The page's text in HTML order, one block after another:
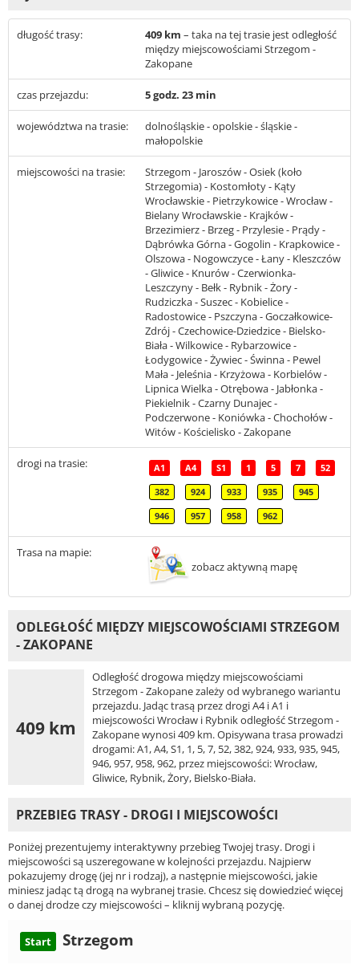
długość trasy: 409 km – taka na tej trasie jest odległość
między miejscowościami Strzegom -
Zakopane
czas przejazdu: 5 godz. 23 min
województwa na trasie:
dolnośląskie - opolskie - śląskie -
małopolskie
miejscowości na trasie:
Strzegom - Jaroszów - Osiek (koło
Strzegomia) - Kostomłoty - Kąty
Wrocławskie - Pietrzykowice - Wrocław -
Bielany Wrocławskie - Krajków -
Brzezimierz - Brzeg - Przylesie - Prądy -
Dąbrówka Górna - Gogolin - Krapkowice -
Olszowa - Nogowczyce - Łany - Kleszczów
- Gliwice - Knurów - Czerwionka-
Leszczyny - Bełk - Rybnik - Żory -
Rudziczka - Suszec - Kobielice -
Radostowice - Pszczyna - Goczałkowice-
Zdrój - Czechowice-Dziedzice - Bielsko-
Biała - Wilkowice - Rybarzowice -
Łodygowice - Żywiec - Świnna - Pewel
Mała - Jeleśnia - Krzyżowa - Korbielów -
Lipnica Wielka - Otrębowa - Jabłonka -
Piekielnik - Czarny Dunajec -
Podczerwone - Koniówka - Chochołów -
Witów - Kościelisko - Zakopane
drogi na trasie: A1 A4 S1 1 5 7 52
382 924 933 935 945
946 957 958 962
Trasa na mapie:
zobacz aktywną mapę
ODLEGŁOŚĆ MIĘDZY MIEJSCOWOŚCIAMI STRZEGOM
- ZAKOPANE
409 km
Odległość drogowa między miejscowościami
Strzegom - Zakopane zależy od wybranego wariantu
przejazdu. Jadąc trasą przez drogi A4 i A1 i
miejscowości Wrocław i Rybnik odległość Strzegom -
Zakopane wynosi 409 km. Opisywana trasa prowadzi
drogami: A1, A4, S1, 1, 5, 7, 52, 382, 924, 933, 935, 945,
946, 957, 958, 962, przez miejscowości: Wrocław,
Gliwice, Rybnik, Żory, Bielsko-Biała.
PRZEBIEG TRASY - DROGI I MIEJSCOWOŚCI
Poniżej prezentujemy interaktywny przebieg Twojej trasy. Drogi i
miejscowości są uszeregowane w kolejności przejazdu. Najpierw
pokazujemy drogę (jej nr i rodzaj), a następnie miejscowości, jakie
miniesz jadąc tą drogą na wybranej trasie. Chcesz się dowiedzieć więcej
o danej drodze czy miejscowości – kliknij wybraną pozycję.
Start Strzegom